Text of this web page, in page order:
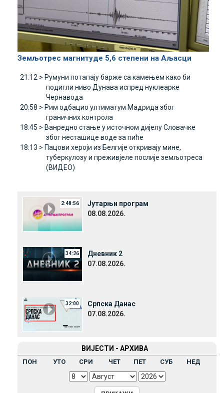
Земљотрес магнитуде 5,6 степени на Aљасци
21:12 > Румуни потапају барже са камењем како би
подигли ниво Дунава испред нуклеарке
Чернавода
20:58 > Рим одбацио ултиматум Mадрида због
граничних контрола
18:45 > Ванредно стање у источном дијелу Словачке
због несташице воде за пиће
18:13 > Пацови хероји из Белгије откривају мине,
туберкулозу и преживјеле послије земљотреса
(ВИДЕО)
2:48:56
Јутарњи програм
08.08.2026.
34:26
Дневник 2
07.08.2026.
32:00
Српска Данас
07.08.2026.
ВИЈЕСТИ - АРХИВА
ПОН УТО СРИ ЧЕТ ПЕТ СУБ НЕД